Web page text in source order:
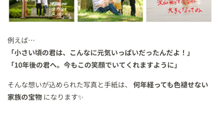
例えば…
「小さい頃の君は、こんなに元気いっぱいだったんだよ！」
「10年後の君へ。今もこの笑顔でいてくれますように」
そんな想いが込められた写真と手紙は、 何年経っても色褪せない
家族の宝物 になります✨